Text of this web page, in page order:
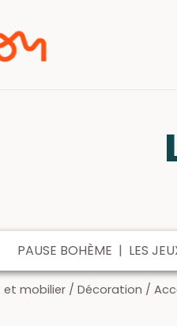
PAUSE BOHÈME | LES
mobilier / Décoration /